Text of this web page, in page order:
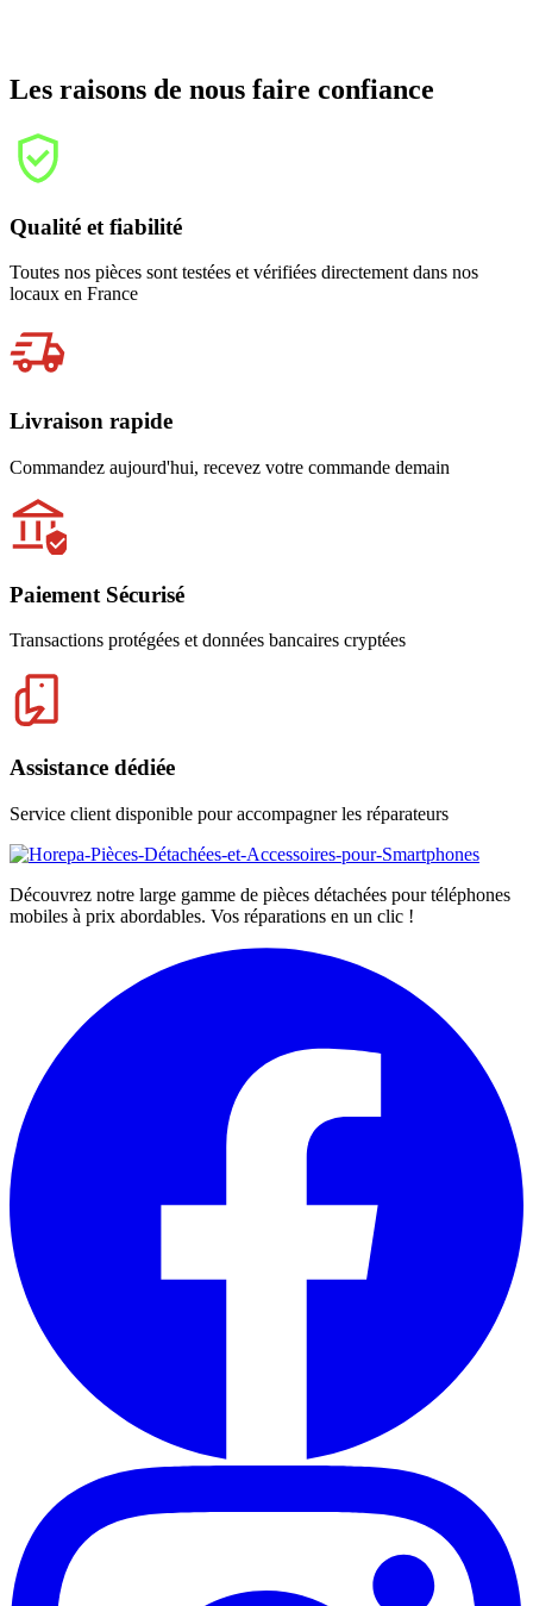
Les raisons de nous faire confiance
Qualité et fiabilité
Toutes nos pièces sont testées et vérifiées directement dans nos
locaux en France
Livraison rapide
Commandez aujourd'hui, recevez votre commande demain
Paiement Sécurisé
Transactions protégées et données bancaires cryptées
Assistance dédiée
Service client disponible pour accompagner les réparateurs
Découvrez notre large gamme de pièces détachées pour téléphones
mobiles à prix abordables. Vos réparations en un clic !